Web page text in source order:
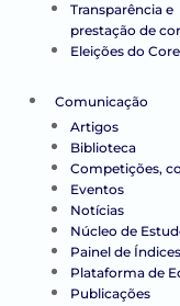
Transparência e
prestação de
Eleições do
Comunicação
Artigos
Biblioteca
Competições,
Eventos
Notícias
Núcleo de
Painel de
Plataforma de
Publicações